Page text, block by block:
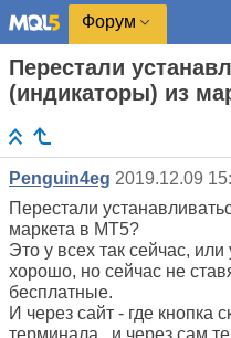
Форум
Перестали
(индикаторы) из
Penguin4eg 2019.12.09
Перестали
маркета в MT5?
Это у всех так сейчас,
хорошо, но сейчас не
бесплатные.
И через сайт - где кнопка